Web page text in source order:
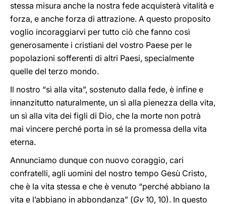
stessa misura anche la nostra fede acquisterà vitalità e
forza, e anche forza di attrazione. A questo proposito
voglio incoraggiarvi per tutto ciò che fanno così
generosamente i cristiani del vostro Paese per le
popolazioni sofferenti di altri Paesi, specialmente
quelle del terzo mondo.
Il nostro “sì alla vita”, sostenuto dalla fede, è infine e
innanzitutto naturalmente, un sì alla pienezza della vita,
un sì alla vita dei figli di Dio, che la morte non potrà
mai vincere perché porta in sé la promessa della vita
eterna.
Annunciamo dunque con nuovo coraggio, cari
confratelli, agli uomini del nostro tempo Gesù Cristo,
che è la vita stessa e che è venuto “perché abbiano la
vita e l’abbiano in abbondanza” (Gv 10, 10). In questo